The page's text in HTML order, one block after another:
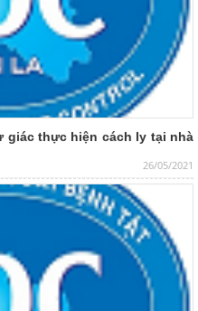
26/05/2021
thực hiện cách ly tại nhà